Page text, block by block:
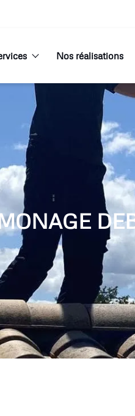
Nos réalisations